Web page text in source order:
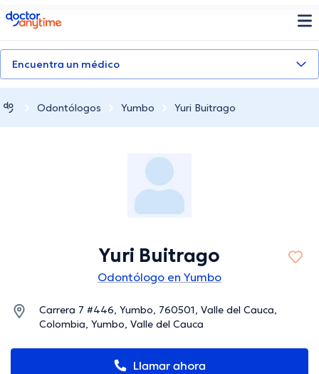
doctoranytime
Encuentra un médico
Odontólogos Yumbo Yuri Buitrago
Yuri Buitrago
Odontólogo en Yumbo
Carrera 7 #446, Yumbo, 760501, Valle del Cauca,
Colombia, Yumbo, Valle del Cauca
Llamar ahora